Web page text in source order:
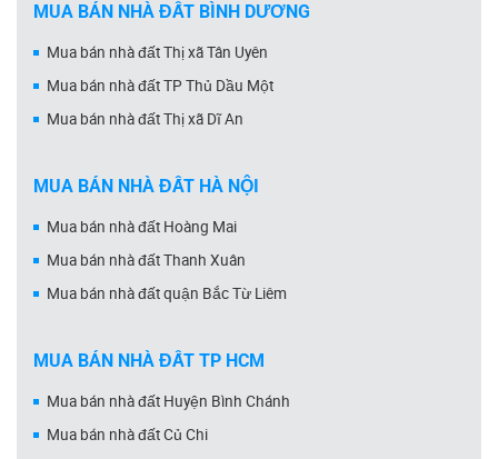
MUA BÁN NHÀ ĐẤT BÌNH DƯƠNG
Mua bán nhà đất Thị xã Tân Uyên
Mua bán nhà đất TP Thủ Dầu Một
Mua bán nhà đất Thị xã Dĩ An
MUA BÁN NHÀ ĐẤT HÀ NỘI
Mua bán nhà đất Hoàng Mai
Mua bán nhà đất Thanh Xuân
Mua bán nhà đất quận Bắc Từ Liêm
MUA BÁN NHÀ ĐẤT TP HCM
Mua bán nhà đất Huyện Bình Chánh
Mua bán nhà đất Củ Chi